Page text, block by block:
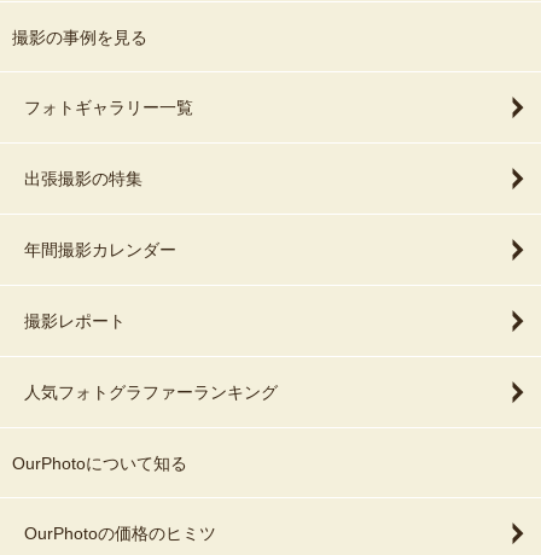
撮影の事例を見る
フォトギャラリー一覧
出張撮影の特集
年間撮影カレンダー
撮影レポート
人気フォトグラファーランキング
OurPhotoについて知る
OurPhotoの価格のヒミツ